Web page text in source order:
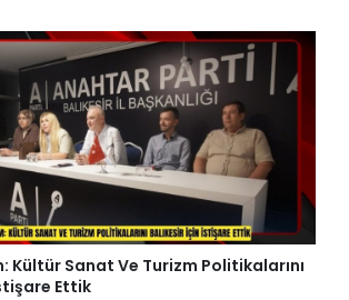
Kültür Sanat Ve Turizm Politikalarını
Ettik